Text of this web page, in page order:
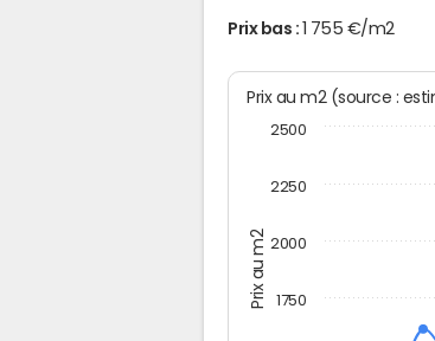
Prix bas : 1 755 €/m2
Prix au m2
Prix au m2
1750
2000
2250
2500